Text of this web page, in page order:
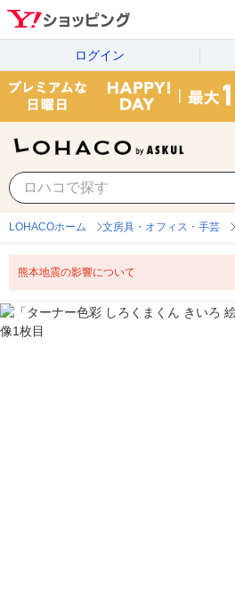
ログイン
LOHACOホーム 文房具・オフィス・手芸
熊本地震の影響について